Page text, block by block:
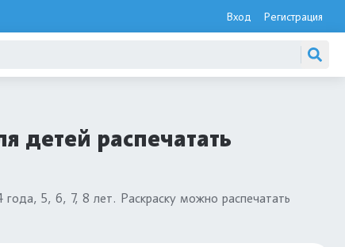
Вход Регистрация
детей распечатать
года, 5, 6, 7, 8 лет. Раскраску можно распечатать